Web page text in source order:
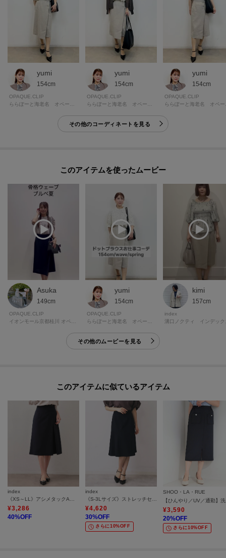
しさを両立しています。
・ポケットなし
・左脇ファスナー
・ウエスト後ろゴム
・裏地あり
※照明の関係により、実際よりも色味が違って見える場合があります。ま
た、パソコン・スマートフォンなどの環境により、若干製品と画像のカラー
モデル情報：身長168cm B81 W60 H89 着用サイズ：38（M）
yumi
154cm
OPAQUE.CLIP
yumi
154cm
OPAQUE.CLIP
yumi
154cm
OPAQUE.CLIP
その他のコーディネートを見る
このアイテムを使ったムービー
Asuka
149cm
OPAQUE.CLIP
yumi
154cm
OPAQUE.CLIP
kimi
157cm
index
溝口ノクティ インデック
その他のムービーを見る
このアイテムに似ているアイテム
index
《XS～LL》アシメタックAラインスカート／セットアップ可【洗濯機OK／防シワ】
¥3,286
40%OFF
index
《S-3Lサイズ》ストレッチセミフレアスカート／セットアップ対応【洗える／イージーアイロン】
¥4,620
30%OFF
さらに10%OFF
SHOO・LA・RUE
¥3,590
20%OFF
さらに10%OFF